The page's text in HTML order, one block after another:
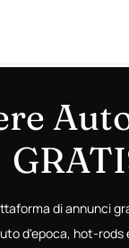
di annunci
d'epoca, hot-rods